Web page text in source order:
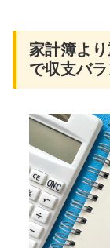
家計簿よ
で収支バ